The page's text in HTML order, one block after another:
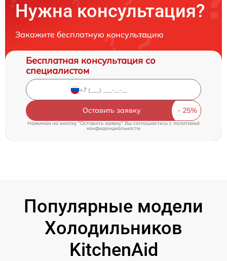
Нужна консультация?
Закажите бесплатную консультацию
Бесплатная консультация со
специалистом
Оставить заявку
Нажимая на кнопку "Оставить заявку" Вы соглашаетесь cполитикой
конфиденциальности
Популярные модели
Холодильников
KitchenAid